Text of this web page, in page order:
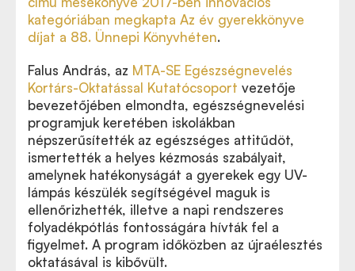
kategóriában megkapta Az év gyerekkönyve
díjat a 88. Ünnepi Könyvhéten.
Falus András, az MTA-SE Egészségnevelés
Kortárs-Oktatással Kutatócsoport vezetője
bevezetőjében elmondta, egészségnevelési
programjuk keretében iskolákban
népszerűsítették az egészséges attitűdöt,
ismertették a helyes kézmosás szabályait,
amelynek hatékonyságát a gyerekek egy UV-
lámpás készülék segítségével maguk is
ellenőrizhették, illetve a napi rendszeres
folyadékpótlás fontosságára hívták fel a
figyelmet. A program időközben az újraélesztés
oktatásával is kibővült.